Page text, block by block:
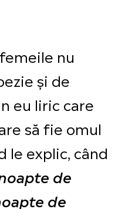
nu
și de
eu liric care
să fie omul
le explic, când
de
de